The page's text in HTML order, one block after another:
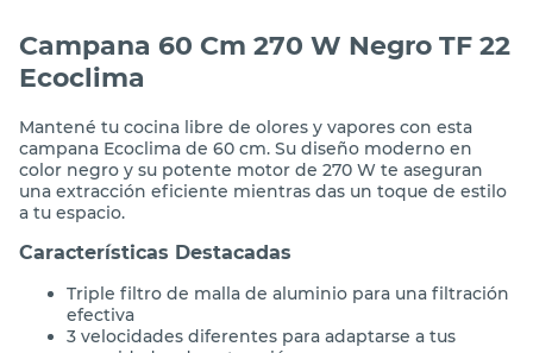
Campana 60 Cm 270 W Negro TF 22
Ecoclima
Mantené tu cocina libre de olores y vapores con esta
campana Ecoclima de 60 cm. Su diseño moderno en
color negro y su potente motor de 270 W te aseguran
una extracción eficiente mientras das un toque de estilo
a tu espacio.
Características Destacadas
Triple filtro de malla de aluminio para una filtración
efectiva
3 velocidades diferentes para adaptarse a tus